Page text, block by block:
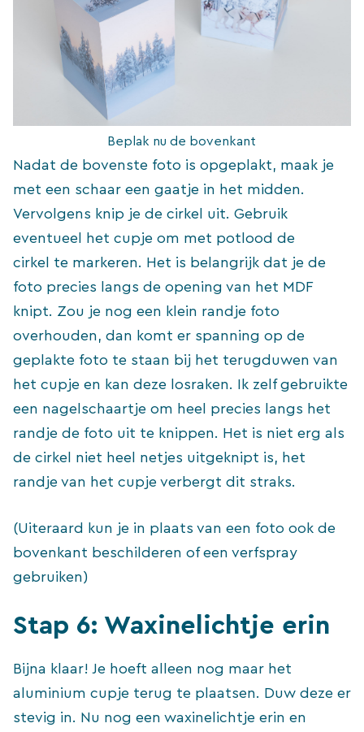
Beplak nu de bovenkant
Nadat de bovenste foto is opgeplakt, maak je
met een schaar een gaatje in het midden.
Vervolgens knip je de cirkel uit. Gebruik
eventueel het cupje om met potlood de
cirkel te markeren. Het is belangrijk dat je de
foto precies langs de opening van het MDF
knipt. Zou je nog een klein randje foto
overhouden, dan komt er spanning op de
geplakte foto te staan bij het terugduwen van
het cupje en kan deze losraken. Ik zelf gebruikte
een nagelschaartje om heel precies langs het
randje de foto uit te knippen. Het is niet erg als
de cirkel niet heel netjes uitgeknipt is, het
randje van het cupje verbergt dit straks.
(Uiteraard kun je in plaats van een foto ook de
bovenkant beschilderen of een verfspray
gebruiken)
Stap 6: Waxinelichtje erin
Bijna klaar! Je hoeft alleen nog maar het
aluminium cupje terug te plaatsen. Duw deze er
stevig in. Nu nog een waxinelichtje erin en